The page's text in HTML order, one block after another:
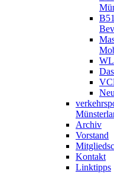
Archiv
Vorstand
Kontakt
Linktipps